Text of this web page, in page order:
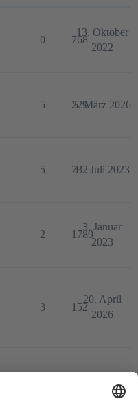
0 768
13. Oktober
2022
5 229
5. März 2026
5 732
11. Juli 2023
2 1789
3. Januar
2023
3 152
20. April
2026